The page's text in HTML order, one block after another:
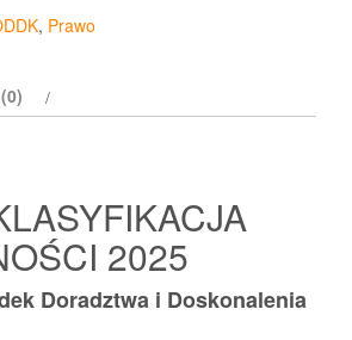
, Prawo
2025
Doradztwa i Doskonalenia